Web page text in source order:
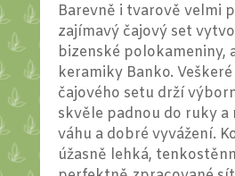
Barevně i tvarově velmi
zajímavý čajový set
bizenské polokameniny,
keramiky Banko.
čajového setu drží
skvěle padnou do ruky
váhu a dobré vyvážení.
úžasně lehká,